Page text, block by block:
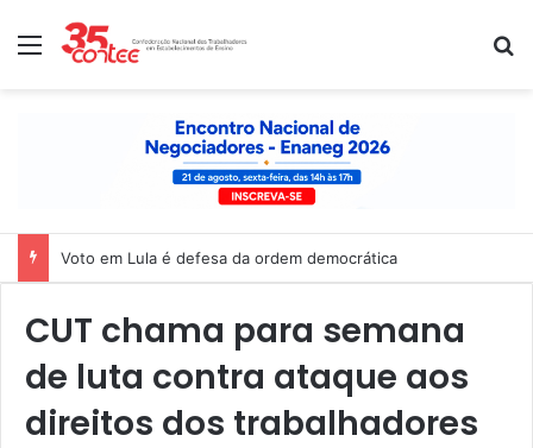
Menu
Voto em Lula é defesa da ordem democrática
CUT chama para semana
de luta contra ataque aos
direitos dos trabalhadores